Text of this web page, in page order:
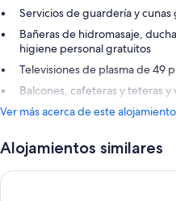
Servicios de guardería y cunas
Bañeras de hidromasaje,
higiene personal gratuitos
Televisiones de plasma de 49
Balcones, cafeteras y teteras
Ver más acerca de este alojamiento
Alojamientos similares
Royalton Hideaway Riviera